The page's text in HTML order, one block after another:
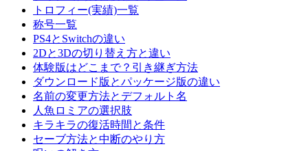
トロフィー(実績)一覧
称号一覧
PS4とSwitchの違い
2Dと3Dの切り替え方と違い
体験版はどこまで？引き継ぎ方法
ダウンロード版とパッケージ版の違い
名前の変更方法とデフォルト名
人魚ロミアの選択肢
キラキラの復活時間と条件
セーブ方法と中断のやり方